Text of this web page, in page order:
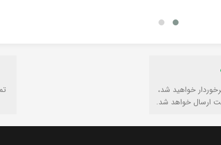
خواهید شد،
ارسال خواهد شد.